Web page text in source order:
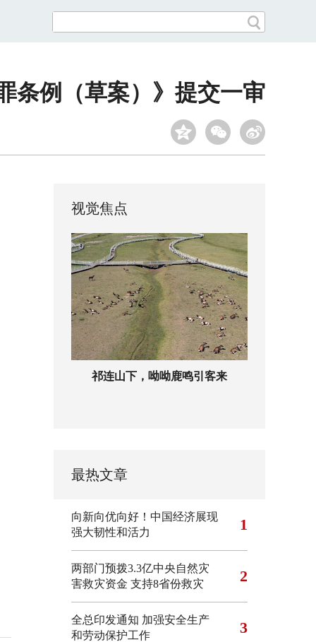
条例（草案）》提交一审
视觉焦点
祁连山下，呦呦鹿鸣引客来
最热文章
向新向优向好！中国经济展现
强大韧性和活力
1
两部门预拨3.3亿中央自然灾
害救灾资金 支持8省份救灾
2
全总印发通知 加强安全生产
和劳动保护工作
3